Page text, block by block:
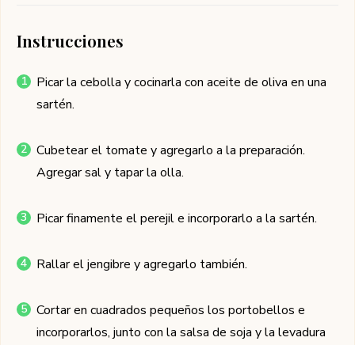
Instrucciones
Picar la cebolla y cocinarla con aceite de oliva en una
sartén.
Cubetear el tomate y agregarlo a la preparación.
Agregar sal y tapar la olla.
Picar finamente el perejil e incorporarlo a la sartén.
Rallar el jengibre y agregarlo también.
Cortar en cuadrados pequeños los portobellos e
incorporarlos, junto con la salsa de soja y la levadura